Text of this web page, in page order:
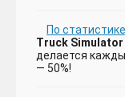
По статистике
Truck Simulator
делается
— 50%!